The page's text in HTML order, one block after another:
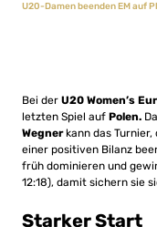
U20-Damen beenden EM auf
Bei der U20 Women’s
letzten Spiel auf Polen.
Wegnerkann das Turnier,
einer positiven Bilanz
früh dominieren und
12:18), damit sichern sie
Starker Start